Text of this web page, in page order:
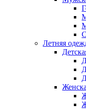
Летняя